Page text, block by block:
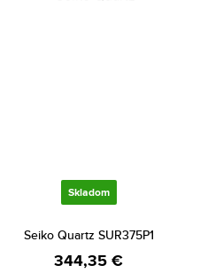
Skladom
Seiko Quartz SUR375P1
344,35 €